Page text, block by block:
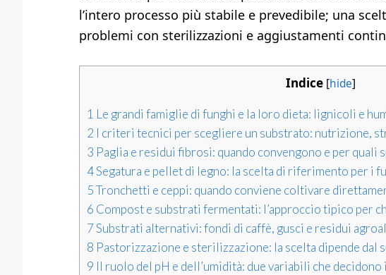
l’intero processo più stabile e prevedibile; una
problemi con sterilizzazioni e aggiustamenti
Indice [hide]
1 Le grandi famiglie di funghi e la loro dieta: lignicoli e
2 I criteri tecnici per scegliere un substrato: nutrizione,
3 Paglia e residui fibrosi: quando convengono e per quali
4Segatura e pellet di legno: la scelta di riferimento per i
5Tronchetti e ceppi: quando conviene coltivare
6 Compost e substrati fermentati: l’approccio tipico per
7Substrati alternativi: fondi di caffè, gusci e residui
8 Pastorizzazione e sterilizzazione: la scelta dipende dal
9 Il ruolo del pH e dell’umidità: due variabili che decidono